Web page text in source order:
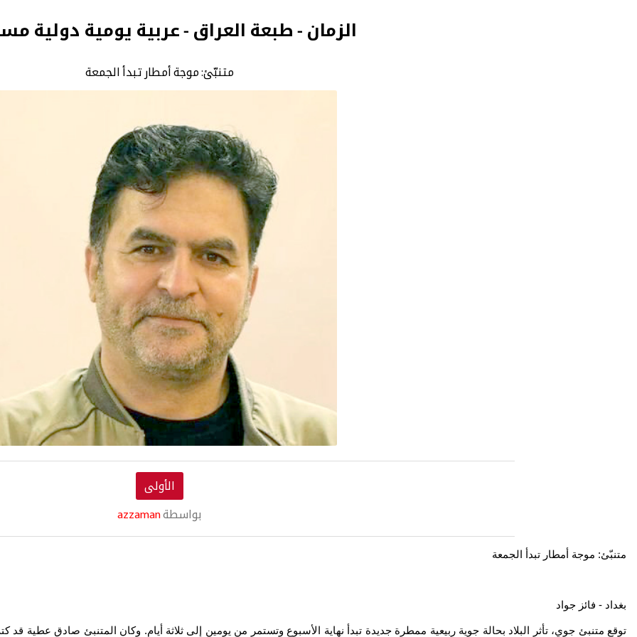
الزمان - طبعة العراق - عربية يومية دولية
متنبّئ: موجة أمطار تبدأ الجمعة
الأولى
بواسطةazzaman
متنبّئ: موجة أمطار تبدأ الجمعة
بغداد - فائز جواد
توقع متنبئ جوي، تأثر البلاد بحالة جوية ربيعية ممطرة جديدة تبدأ نهاية الأسبوع وتستمر من يومين إلى ثلاثة أيام. وكان المتنبئ صادق